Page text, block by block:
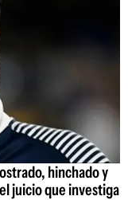
hinchado y
juicio que investiga